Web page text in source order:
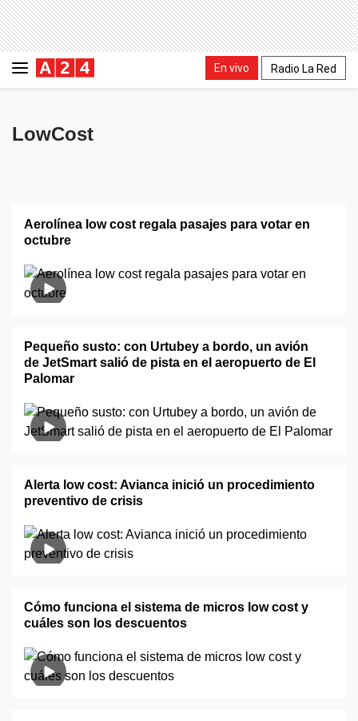
En vivo Radio La Red
LowCost
Aerolínea low cost regala pasajes para votar en
octubre
Pequeño susto: con Urtubey a bordo, un avión
de JetSmart salió de pista en el aeropuerto de El
Palomar
Alerta low cost: Avianca inició un procedimiento
preventivo de crisis
Cómo funciona el sistema de micros low cost y
cuáles son los descuentos